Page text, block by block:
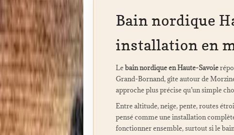
Bain nordique
installation en
Lebain nordique en Haute-Savoie
Grand-Bornand, gîte autour de
approche plus précise qu’un simple
Entre altitude, neige, pente, routes
pensé comme une installation
fonctionner ensemble, surtout si le